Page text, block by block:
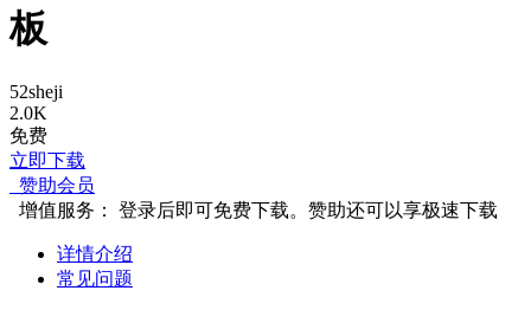
板
52sheji
2.0K
免费
立即下载
赞助会员
增值服务： 登录后即可免费下载。赞助还可以享极速下载
详情介绍
常见问题